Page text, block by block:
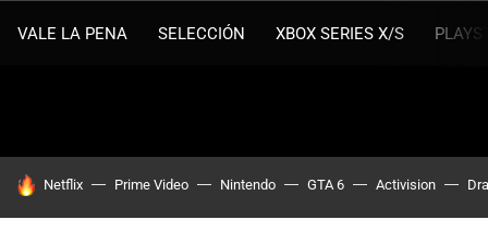
VALE LA PENA SELECCIÓN XBOX SERIES X/S
HOY SE HABLA DE
Netflix Prime Video Nintendo GTA 6 Activision